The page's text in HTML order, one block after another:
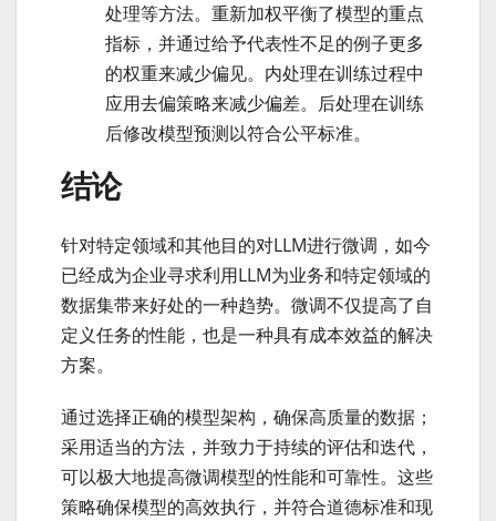
处理等方法。重新加权平衡了模型的重点
指标，并通过给予代表性不足的例子更多
的权重来减少偏见。内处理在训练过程中
应用去偏策略来减少偏差。后处理在训练
后修改模型预测以符合公平标准。
结论
针对特定领域和其他目的对LLM进行微调，如今
已经成为企业寻求利用LLM为业务和特定领域的
数据集带来好处的一种趋势。微调不仅提高了自
定义任务的性能，也是一种具有成本效益的解决
方案。
通过选择正确的模型架构，确保高质量的数据；
采用适当的方法，并致力于持续的评估和迭代，
可以极大地提高微调模型的性能和可靠性。这些
策略确保模型的高效执行，并符合道德标准和现